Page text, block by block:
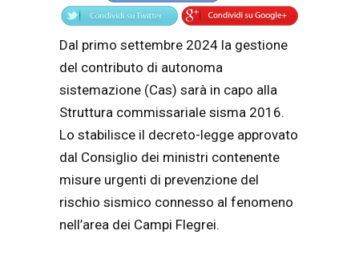
Dal primo settembre 2024 la gestione
del contributo di autonoma
sistemazione (Cas) sarà in capo alla
Struttura commissariale sisma 2016.
Lo stabilisce il decreto-legge approvato
dal Consiglio dei ministri contenente
misure urgenti di prevenzione del
rischio sismico connesso al fenomeno
nell’area dei Campi Flegrei.